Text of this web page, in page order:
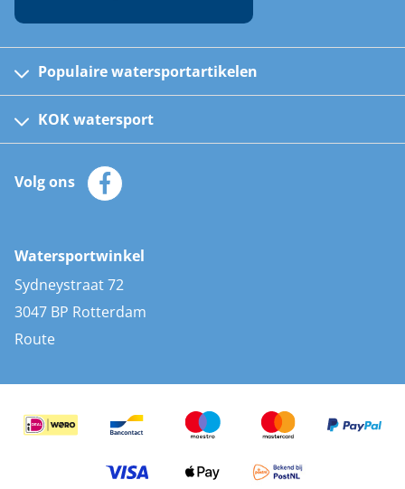
Populaire watersportartikelen
Kinder reddingsvesten
Automatische reddingsvesten
Zeilkleding
Zonnepanelen
AIS transponders
Stootwillen en fenders
Bootkussens
Zwemtrappen
KOK watersport
Klantenservice
Merken
Volg ons
Watersportwinkel
Sydneystraat 72
3047 BP Rotterdam
Route